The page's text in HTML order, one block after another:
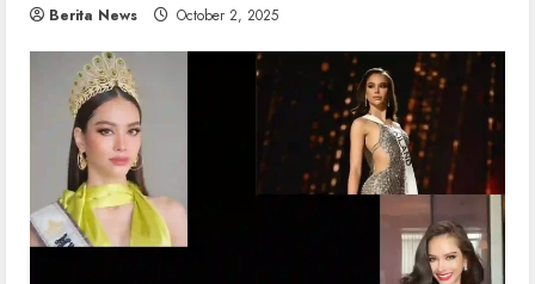
Berita News October 2, 2025